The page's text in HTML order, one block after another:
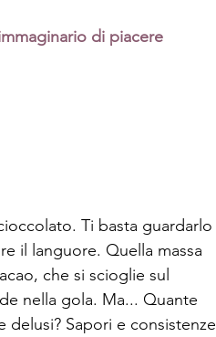
di piacere
Ti basta guardarlo
il languore. Quella massa
che si scioglie sul
nella gola. Ma... Quante
delusi? Sapori e consistenze